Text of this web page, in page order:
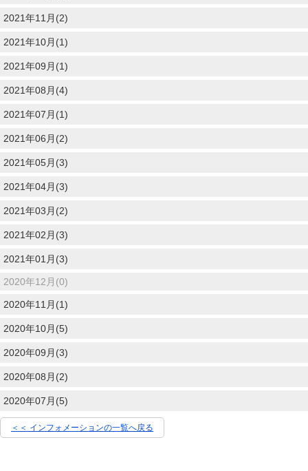
2021年11月(2)
2021年10月(1)
2021年09月(1)
2021年08月(4)
2021年07月(1)
2021年06月(2)
2021年05月(3)
2021年04月(3)
2021年03月(2)
2021年02月(3)
2021年01月(3)
2020年12月(0)
2020年11月(1)
2020年10月(5)
2020年09月(3)
2020年08月(2)
2020年07月(5)
＜＜ インフォメーションの一覧へ戻る